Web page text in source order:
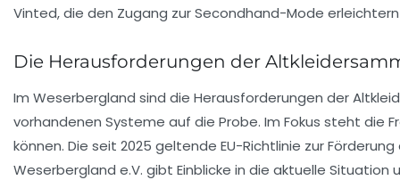
Vinted, die den Zugang zur Secondhand-Mode
Die Herausforderungen der
Im Weserbergland sind die Herausforderungen der
vorhandenen Systeme auf die Probe. Im Fokus steht die
können. Die seit 2025 geltende EU-Richtlinie zur
Weserbergland e.V. gibt Einblicke in die aktuelle